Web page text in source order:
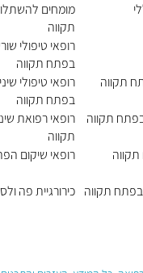
תקווה
בפתח תקווה
תקווה
מומחים
תקווה
רופאי טיפולי
בפתח תקווה
רופאי טיפולי
בפתח תקווה
רופאי רפואת
תקווה
רופאי שיקום
כירורגיית פה